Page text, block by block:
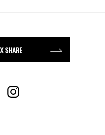
X SHARE